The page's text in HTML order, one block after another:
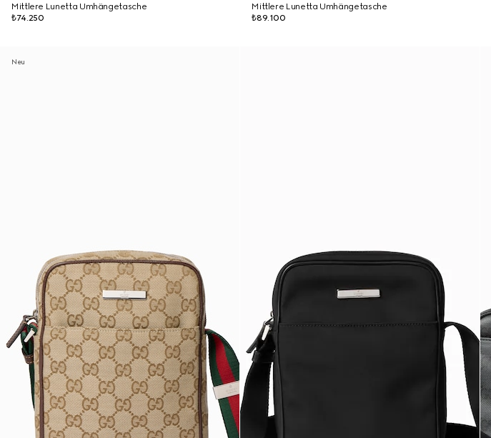
Mittlere Lunetta Umhängetasche
₺74.250
Mittlere Lunetta Umhängetasche
₺89.100
Neu